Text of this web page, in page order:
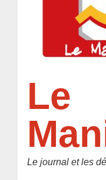
Le
Le journal et les